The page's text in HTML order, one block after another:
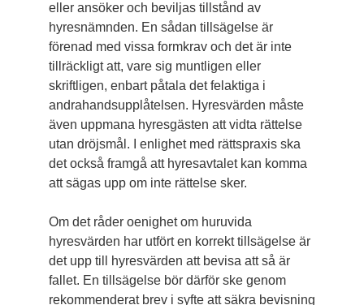
eller ansöker och beviljas tillstånd av
hyresnämnden. En sådan tillsägelse är
förenad med vissa formkrav och det är inte
tillräckligt att, vare sig muntligen eller
skriftligen, enbart påtala det fel­aktiga i
andrahandsupplåtelsen. Hyresvärden måste
även uppmana hyresgästen att vidta rättelse
utan dröjsmål. I enlighet med rättspraxis ska
det också framgå att hyres­avtalet kan komma
att sägas upp om inte ­rättelse sker.
Om det råder oenighet om huruvida
hyresvärden har utfört en korrekt tillsägelse är
det upp till hyresvärden att bevisa att så är
fallet. En tillsägelse bör därför ske genom
rekommenderat brev i syfte att säkra bevisning